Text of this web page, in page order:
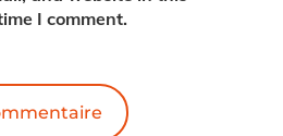
I comment.